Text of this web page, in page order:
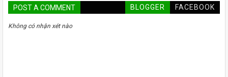
POST A COMMENT BLOGGER FACEBOOK
Không có nhận xét nào